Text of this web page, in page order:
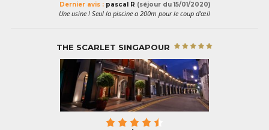
Dernier avis :pascal R (séjour du 15/01/2020)
Une usine ! Seul la piscine a 200m pour le coup d’œil
THE SCARLET SINGAPOUR